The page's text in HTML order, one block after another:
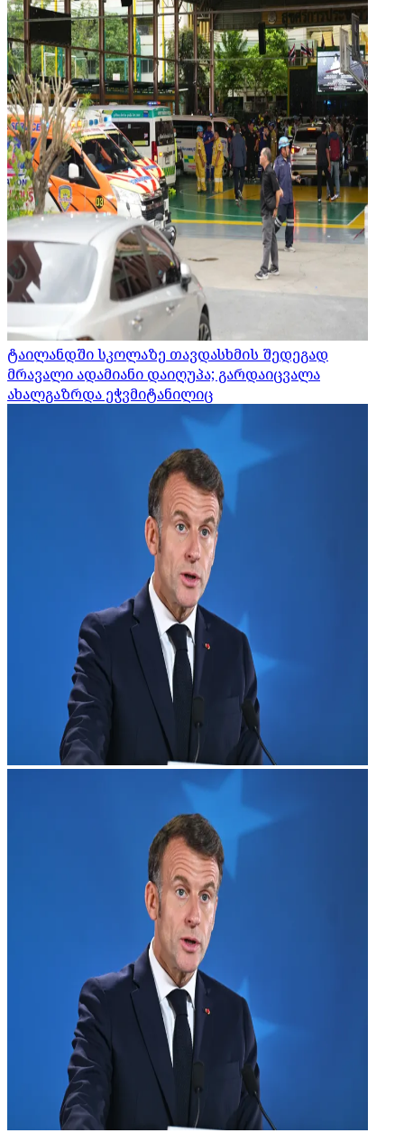
ტაილანდში სკოლაზე თავდასხმის შედეგად
მრავალი ადამიანი დაიღუპა; გარდაიცვალა
ახალგაზრდა ეჭვმიტანილიც